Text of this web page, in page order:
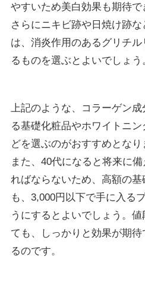
やすいため美白効果も期待で
さらにニキビ跡や日焼け跡
は、消炎作用のあるグリチ
るものを選ぶとよいでしょう
上記のような、コラーゲン
る基礎化粧品やホワイトニ
どを選ぶのがおすすめとなり
また、40代になると将来に
ればならないため、高額の基
も、3,000円以下で手に入る
うにするとよいでしょう。
ても、しっかりと効果が期
るのです。